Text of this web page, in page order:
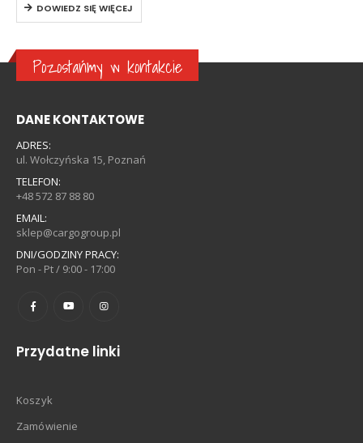
DOWIEDZ SIĘ WIĘCEJ
Pozostańmy w kontakcie
DANE KONTAKTOWE
ADRES:
ul. Wołczyńska 15, Poznań
TELEFON:
+48 572 87 88 80
EMAIL:
sklep@cargogroup.pl
DNI/GODZINY PRACY:
Pon - Pt / 9:00 - 17:00
Przydatne linki
Koszyk
Zamówienie